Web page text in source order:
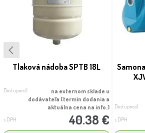
Tlaková nádoba SPTB 18L
Dostupnosť:
na externom sklade u
dodávateľa (termín dodania a
aktuálna cena na info.)
s DPH 40.38 €
Dostupnosť:
s DPH